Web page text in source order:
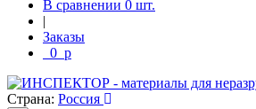
В сравнении 0 шт.
|
Заказы
0 p
Страна: Россия